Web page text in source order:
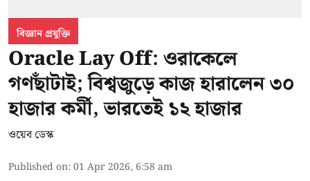
বিজ্ঞান প্রযুক্তি
Oracle Lay Off: ওরাকেলে
গণছাঁটাই; বিশ্বজুড়ে কাজ হারালেন ৩০
হাজার কর্মী, ভারতেই ১২ হাজার
ওয়েব ডেস্ক
Published on:01 Apr 2026, 6:58 am